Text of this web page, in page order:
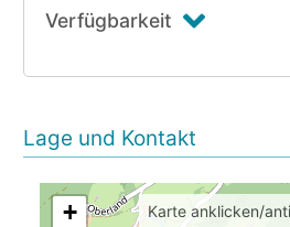
Verfügbarkeit
Lage und Kontakt
+
Karte anklicken/